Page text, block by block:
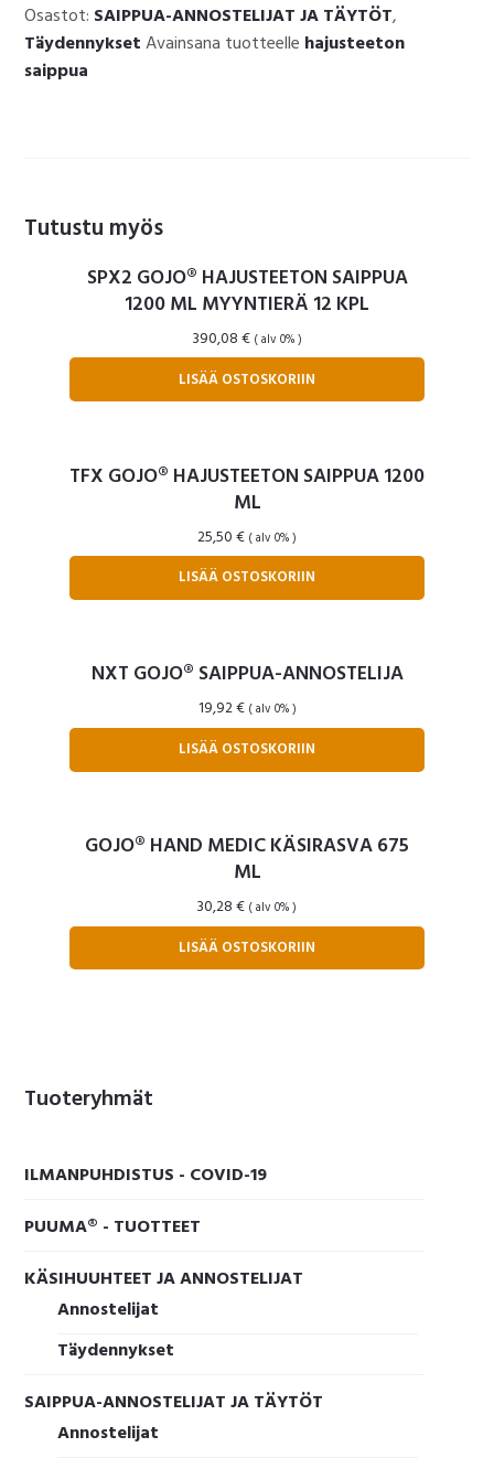
VAAHTOSAIPPUA
1000ML,
MYYNTIERÄ
Osastot: SAIPPUA-ANNOSTELIJAT JA TÄYTÖT,
Täydennykset Avainsana tuotteelle hajusteeton
saippua
Tutustu myös
SPX2 GOJO® HAJUSTEETON SAIPPUA
1200 ML MYYNTIERÄ 12 KPL
390,08€ ( alv 0% )
LISÄÄ OSTOSKORIIN
TFX GOJO® HAJUSTEETON SAIPPUA 1200
ML
25,50€ ( alv 0% )
LISÄÄ OSTOSKORIIN
NXT GOJO® SAIPPUA-ANNOSTELIJA
19,92€ ( alv 0% )
LISÄÄ OSTOSKORIIN
GOJO® HAND MEDIC KÄSIRASVA 675
ML
30,28€ ( alv 0% )
LISÄÄ OSTOSKORIIN
Ensisijainen
Tuoteryhmät
ILMANPUHDISTUS - COVID-19
PUUMA® - TUOTTEET
KÄSIHUUHTEET JA ANNOSTELIJAT
Annostelijat
Täydennykset
SAIPPUA-ANNOSTELIJAT JA TÄYTÖT
Annostelijat